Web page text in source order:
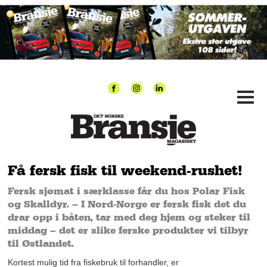
Få fersk fisk til weekend-rushet!
Fersk sjømat i særklasse får du hos Polar Fisk
og Skalldyr. – I Nord-Norge er fersk fisk det du
drar opp i båten, tar med deg hjem og steker til
middag – det er slike ferske produkter vi tilbyr
til Østlandet.
Kortest mulig tid fra fiskebruk til forhandler, er